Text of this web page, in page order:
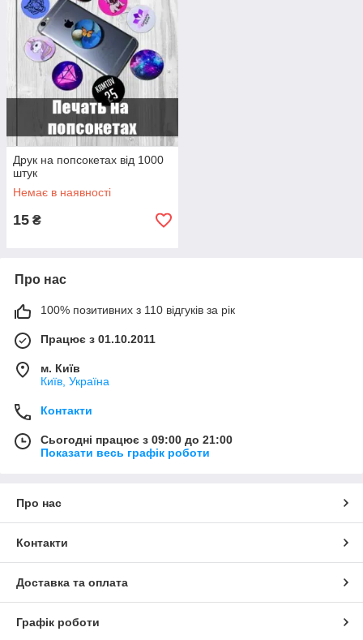
Друк на попсокетах від 1000
штук
Немає в наявності
15 ₴
Про нас
100% позитивних з 110 відгуків за рік
Працює з 01.10.2011
м. Київ
Київ, Україна
Контакти
Сьогодні працює з 09:00 до 21:00
Показати весь графік роботи
Про нас
Контакти
Доставка та оплата
Графік роботи